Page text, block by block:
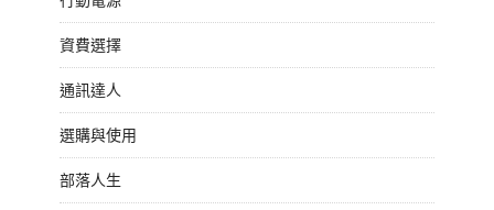
資費選擇
通訊達人
選購與使用
部落人生